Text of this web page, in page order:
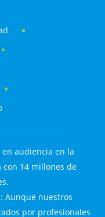
audiencia en la
con 14 millones de
Aunque nuestros
por profesionales